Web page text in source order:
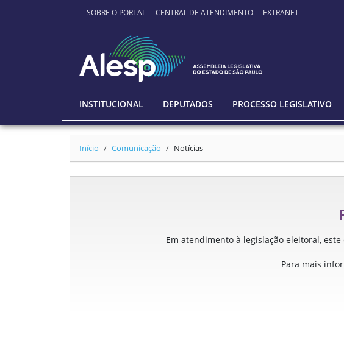
Ir para o conteúdo principal
SOBRE O PORTAL CENTRAL DE ATENDIMENTO EXTRANET
INSTITUCIONAL DEPUTADOS PROCESSO LEGISLATIVO
Início Comunicação Notícias
Em atendimento à legislação eleitoral,
Para mais